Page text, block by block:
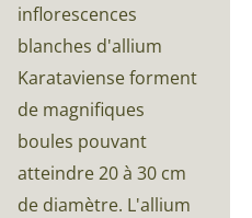
inflorescences
blanches d'allium
Karataviense forment
de magnifiques
boules pouvant
atteindre 20 à 30 cm
de diamètre. L'allium